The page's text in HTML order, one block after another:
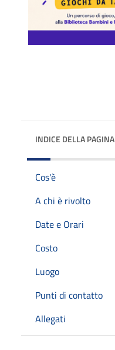
INDICE DELLA PAGINA
Cos'è
A chi è rivolto
Date e Orari
Costo
Luogo
Punti di contatto
Allegati